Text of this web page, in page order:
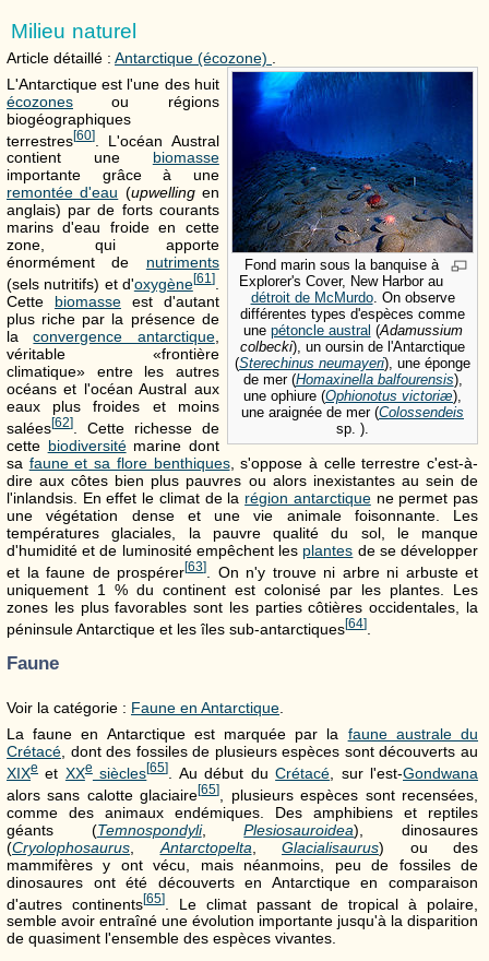
Milieu naturel
Article détaillé : Antarctique (écozone)
Fond marin sous la banquise à
Explorer's Cover, New Harbor au
détroit de McMurdo. On observe
différentes types d'espèces comme
une pétoncle austral (Adamussium
colbecki), un oursin de l'Antarctique
(Sterechinus neumayeri), une éponge
de mer (Homaxinella balfourensis),
une ophiure (Ophionotus victoriæ),
une araignée de mer (Colossendeis
sp. ).
L'Antarctique est l'une des huit
écozones ou régions
biogéographiques
terrestres[60] . L'océan Austral
contient une biomasse
importante grâce à une
remontée d'eau (upwellingen
anglais) par de forts courants
marins d'eau froide en cette
zone, qui apporte
énormément de nutriments
(sels nutritifs) et d'oxygène[61].
Cette biomasseest d'autant
plus riche par la présence de
laconvergence antarctique,
véritable «frontière
climatique» entre les autres
océans et l'océan Austral aux
eaux plus froides et moins
salées[62]
. Cette richesse de
cette biodiversitémarine dont
sa faune et sa flore benthiques, s'oppose à celle terrestre c'est-à-
dire aux côtes bien plus pauvres ou alors inexistantes au sein de
l'inlandsis. En effet le climat de la région antarctiquene permet pas
une végétation dense et une vie animale foisonnante. Les
températures glaciales, la pauvre qualité du sol, le manque
d'humidité et de luminosité empêchent les plantes de se développer
et la faune de prospérer[63]
. On n'y trouve ni arbre ni arbuste et
uniquement 1 % du continent est colonisé par les plantes. Les
zones les plus favorables sont les parties côtières occidentales, la
péninsule Antarctique et les îles sub-antarctiques[64]
Faune
Voir la catégorie : Faune en Antarctique
La faune en Antarctique est marquée par la faune australe du
Crétacé , dont des fossiles de plusieurs espèces sont découverts au
XIXe et XXesiècles[65] . Au début duCrétacé , sur l'est-Gondwana
alors sans calotte glaciaire[65] , plusieurs espèces sont recensées,
comme des animaux endémiques. Des amphibiens et reptiles
géants (Temnospondyli,Plesiosauroidea), dinosaures
(Cryolophosaurus Antarctopelta Glacialisaurus) ou des
mammifères y ont vécu, mais néanmoins, peu de fossiles de
dinosaures ont été découverts en Antarctique en comparaison
d'autres continents[65] . Le climat passant de tropical à polaire,
semble avoir entraîné une évolution importante jusqu'à la disparition
de quasiment l'ensemble des espèces vivantes.